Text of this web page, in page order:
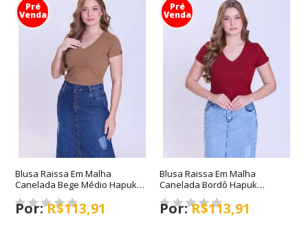
Pré
Venda
Blusa Raissa Em Malha
Canelada Bege Médio Hapuk
Outono/Inverno 2026
R$113,91
Pré
Venda
Blusa Raissa Em Malha
Canelada Bordô Hapuk
Outono/Inverno 2026
R$113,91